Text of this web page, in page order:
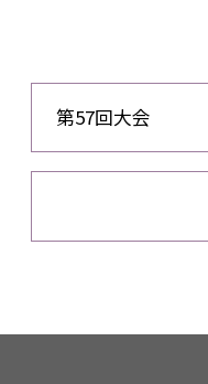
第57回大会